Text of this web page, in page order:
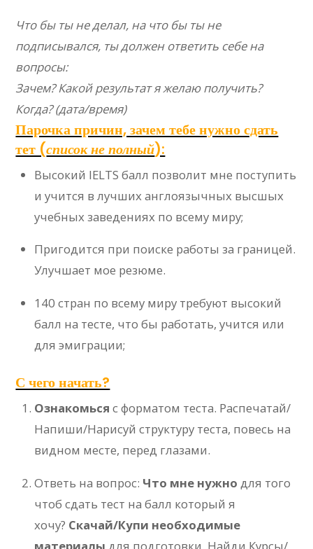
Что бы ты не делал, на что бы ты не
подписывался, ты должен ответить себе на
вопросы:
Зачем? Какой результат я желаю получить?
Когда? (дата/время)
Парочка причин, зачем тебе нужно сдать
тет (список не полный):
Высокий IELTS балл позволит мне поступить
и учится в лучших англоязычных высшых
учебных заведениях по всему миру;
Пригодится при поиске работы за границей.
Улучшает мое резюме.
140 стран по всему миру требуют высокий
балл на тесте, что бы работать, учится или
для эмиграции;
С чего начать?
Ознакомься с форматом теста. Распечатай/
Напиши/Нарисуй структуру теста, повесь на
видном месте, перед глазами.
Ответь на вопрос: Что мне нужно для того
чтоб сдать тест на балл который я
хочу? Скачай/Купи необходимые
материалы для подготовки. Найди Курсы/